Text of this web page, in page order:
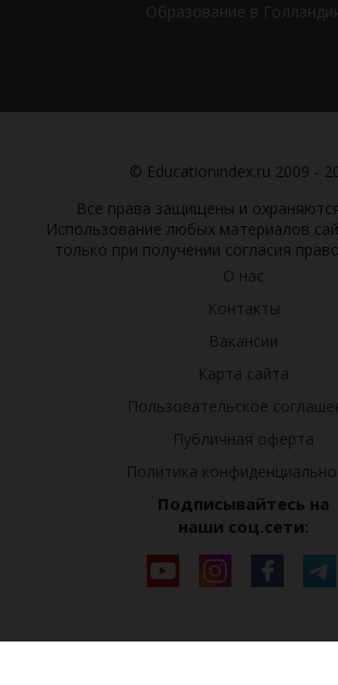
Образование в
© Educationindex.ru 2009 -
Все права защищены и
Использование любых материалов
только при получении согласия
О нас
Контакты
Вакансии
Карта сайта
Пользовательское
Публичная оферта
Политика
Подписывайтесь на
наши соц.сети: